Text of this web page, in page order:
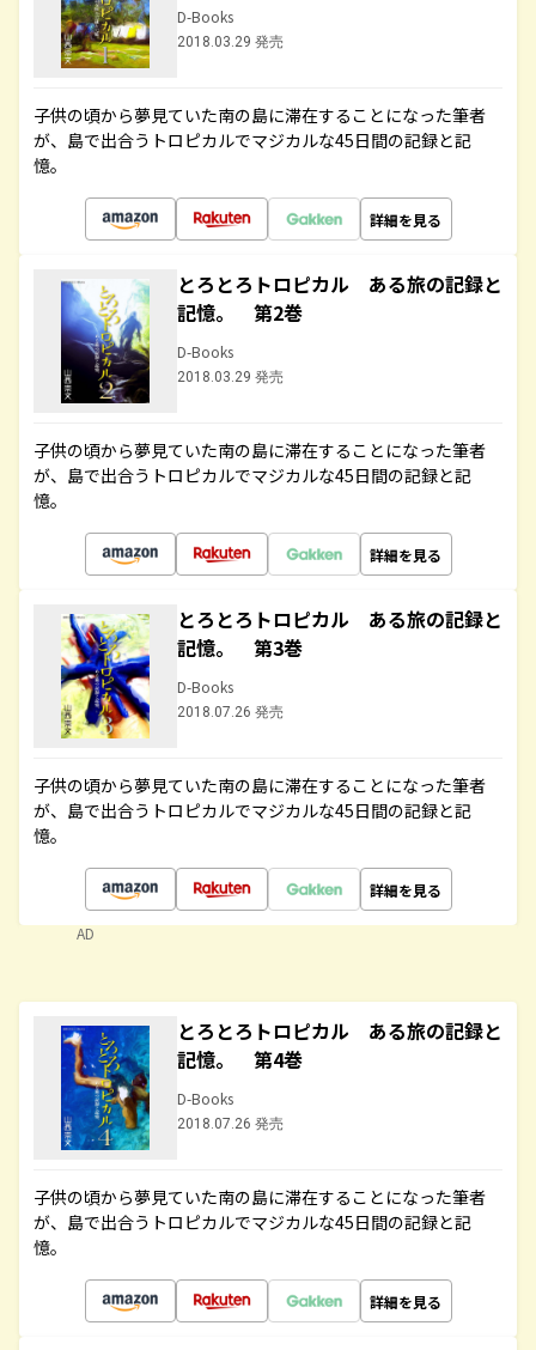
D-Books
2018.03.29 発売
子供の頃から夢見ていた南の島に滞在することになった筆者
が、島で出合うトロピカルでマジカルな45日間の記録と記
憶。
詳細を見る
とろとろトロピカル ある旅の記録と
記憶。 第2巻
D-Books
2018.03.29 発売
子供の頃から夢見ていた南の島に滞在することになった筆者
が、島で出合うトロピカルでマジカルな45日間の記録と記
憶。
詳細を見る
とろとろトロピカル ある旅の記録と
記憶。 第3巻
D-Books
2018.07.26 発売
子供の頃から夢見ていた南の島に滞在することになった筆者
が、島で出合うトロピカルでマジカルな45日間の記録と記
憶。
詳細を見る
AD
とろとろトロピカル ある旅の記録と
記憶。 第4巻
D-Books
2018.07.26 発売
子供の頃から夢見ていた南の島に滞在することになった筆者
が、島で出合うトロピカルでマジカルな45日間の記録と記
憶。
詳細を見る